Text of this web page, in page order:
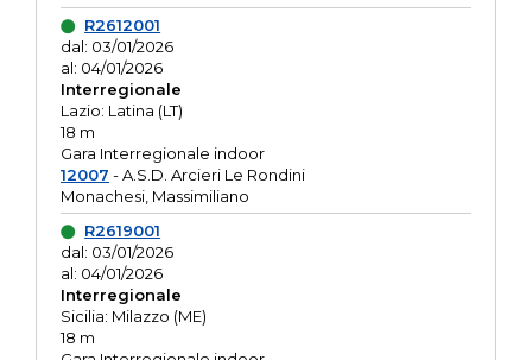
R2612001
dal: 03/01/2026
al: 04/01/2026
Interregionale
Lazio: Latina (LT)
18 m
Gara Interregionale indoor
12007 - A.S.D. Arcieri Le Rondini
Monachesi, Massimiliano
R2619001
dal: 03/01/2026
al: 04/01/2026
Interregionale
Sicilia: Milazzo (ME)
18 m